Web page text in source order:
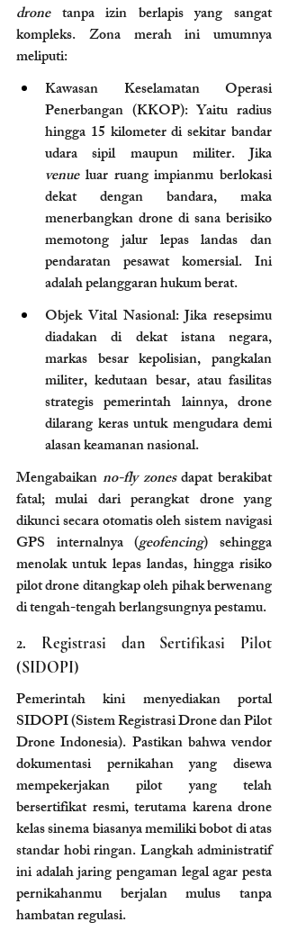
drone tanpa izin berlapis yang sangat
kompleks. Zona merah ini umumnya
meliputi:
Kawasan Keselamatan Operasi
Penerbangan (KKOP): Yaitu radius
hingga 15 kilometer di sekitar bandar
venue luar ruang impianmu berlokasi
dekat dengan bandara, maka
menerbangkan drone di sana berisiko
memotong jalur lepas landas dan
pendaratan pesawat komersial. Ini
adalah pelanggaran hukum berat.
Objek Vital Nasional: Jika resepsimu
diadakan di dekat istana negara,
markas besar kepolisian, pangkalan
militer, kedutaan besar, atau fasilitas
strategis pemerintah lainnya, drone
dilarang keras untuk mengudara demi
alasan keamanan nasional.
Mengabaikan no-fly zones dapat berakibat
fatal; mulai dari perangkat drone yang
dikunci secara otomatis oleh sistem navigasi
GPS internalnya (geofencing) sehingga
menolak untuk lepas landas, hingga risiko
pilot drone ditangkap oleh pihak berwenang
di tengah-tengah berlangsungnya pestamu.
2. Registrasi dan Sertifikasi Pilot
(SIDOPI)
Pemerintah kini menyediakan portal
SIDOPI (Sistem Registrasi Drone dan Pilot
Drone Indonesia). Pastikan bahwa vendor
dokumentasi pernikahan yang disewa
mempekerjakan pilot yang telah
bersertifikat resmi, terutama karena drone
kelas sinema biasanya memiliki bobot di atas
standar hobi ringan. Langkah administratif
ini adalah jaring pengaman legal agar pesta
pernikahanmu berjalan mulus tanpa
hambatan regulasi.